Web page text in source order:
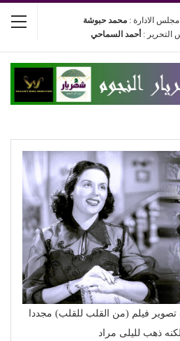
الادارة : محمد حبوشة
التحرير : أحمد السماحي
تصوير فيلم (من القلب للقلب) مجددا
لكنه ذهب لليلى مراد